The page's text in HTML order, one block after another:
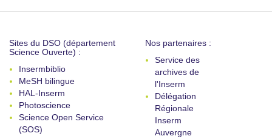
Sites du DSO (département
Science Ouverte) :
Insermbiblio
MeSH bilingue
HAL-Inserm
Photoscience
Science Open Service
(SOS)
Nos partenaires :
Service des
archives de
l'Inserm
Délégation
Régionale
Inserm
Auvergne